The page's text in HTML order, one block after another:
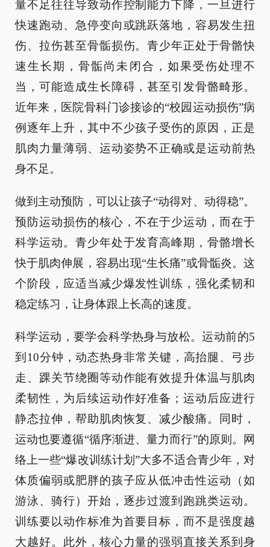
量不足往往导致动作控制能力下降，一旦进行
快速跑动、急停变向或跳跃落地，容易发生扭
伤、拉伤甚至骨骺损伤。青少年正处于骨骼快
速生长期，骨骺尚未闭合，如果受伤处理不
当，可能造成生长障碍，甚至引发骨骼畸形。
近年来，医院骨科门诊接诊的“校园运动损伤”病
例逐年上升，其中不少孩子受伤的原因，正是
肌肉力量薄弱、运动姿势不正确或是运动前热
身不足。
做到主动预防，可以让孩子“动得对、动得稳”。
预防运动损伤的核心，不在于少运动，而在于
科学运动。青少年处于发育高峰期，骨骼增长
快于肌肉伸展，容易出现“生长痛”或骨骺炎。这
个阶段，应适当减少爆发性训练，强化柔韧和
稳定练习，让身体跟上长高的速度。
科学运动，要学会科学热身与放松。运动前的5
到10分钟，动态热身非常关键，高抬腿、弓步
走、踝关节绕圈等动作能有效提升体温与肌肉
柔韧性，为后续运动作好准备；运动后应进行
静态拉伸，帮助肌肉恢复、减少酸痛。同时，
运动也要遵循“循序渐进、量力而行”的原则。网
络上一些“爆改训练计划”大多不适合青少年，对
体质偏弱或肥胖的孩子应从低冲击性运动（如
游泳、骑行）开始，逐步过渡到跑跳类运动。
训练要以动作标准为首要目标，而不是强度越
大越好。此外，核心力量的强弱直接关系到身